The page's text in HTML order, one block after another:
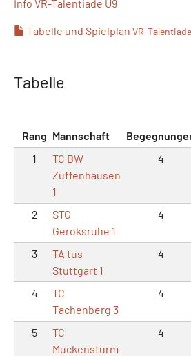
Info VR-Talentiade U9
Tabelle und Spielplan VR-
Tabelle
Rang Mannschaft
1
TC BW
Zuffenhausen
1
4
2
STG
Geroksruhe 1
4
3
TA tus
Stuttgart 1
4
4
TC
Tachenberg 3
4
5
TC
Muckensturm
4